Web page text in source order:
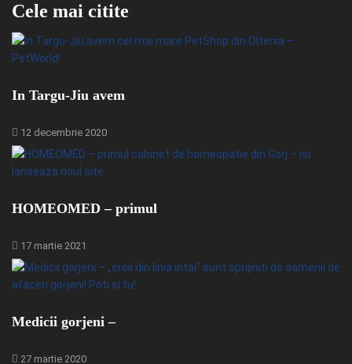
Cele mai citite
In Targu-Jiu avem
12 decembrie 2020
HOMEOMED – primul
17 martie 2021
Medicii gorjeni –
27 martie 2020